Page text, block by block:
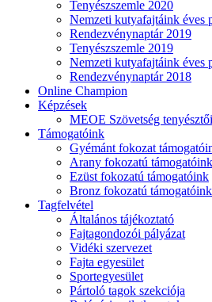
Tenyészszemle 2020
Nemzeti kutyafajtáink éves
Rendezvénynaptár 2019
Tenyészszemle 2019
Nemzeti kutyafajtáink éves
Rendezvénynaptár 2018
Online Champion
Képzések
MEOE Szövetség
Támogatóink
Gyémánt fokozat
Arany fokozatú támogatóink
Ezüst fokozatú támogatóink
Bronz fokozatú támogatóink
Tagfelvétel
Általános tájékoztató
Fajtagondozói pályázat
Vidéki szervezet
Fajta egyesület
Sportegyesület
Pártoló tagok szekciója